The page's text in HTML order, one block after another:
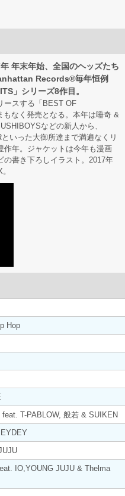
年末年始、全国のヘッズたち
Records®︎毎年恒例
」シリーズ8作目。
ースする「BEST OF
なく発売となる。本年は唾奇 &
などの新人から、
いった大御所達まで満遍なくリ
作年。ジャケットは今年も漫画
の書き下ろしイラスト。2017年
Hop
T-PABLOW, 般若 & SUIKEN
IO,YOUNG JUJU & Thelma